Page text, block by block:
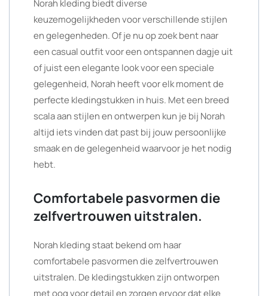
Norah kleding biedt diverse
keuzemogelijkheden voor verschillende stijlen
en gelegenheden. Of je nu op zoek bent naar
een casual outfit voor een ontspannen dagje uit
of juist een elegante look voor een speciale
gelegenheid, Norah heeft voor elk moment de
perfecte kledingstukken in huis. Met een breed
scala aan stijlen en ontwerpen kun je bij Norah
altijd iets vinden dat past bij jouw persoonlijke
smaak en de gelegenheid waarvoor je het nodig
hebt.
Comfortabele pasvormen die
zelfvertrouwen uitstralen.
Norah kleding staat bekend om haar
comfortabele pasvormen die zelfvertrouwen
uitstralen. De kledingstukken zijn ontworpen
met oog voor detail en zorgen ervoor dat elke